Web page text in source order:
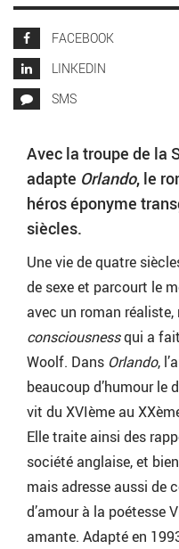
FACEBOOK
LINKEDIN
SMS
Avec la troupe de la
adapte Orlando, le
héros éponyme
siècles.
Une vie de quatre
de sexe et parcourt le
avec un roman
consciousnessqui a
Woolf. Dans Orlando,
beaucoup d’humour le
vit du XVIème au
Elle traite ainsi des
société anglaise, et
mais adresse aussi de
d’amour à la poétesse
amante. Adapté en